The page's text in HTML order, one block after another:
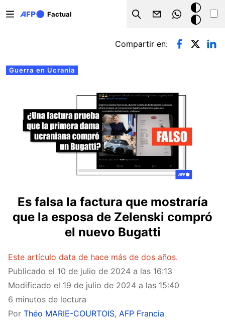
Factual
Search
Modo
oscuro
Solapas principales
Guerra en Ucrania
Compartir en:
Es falsa la factura que mostraría
que la esposa de Zelenski compró
el nuevo Bugatti
Este artículo data de hace más de dos años.
Publicado el 10 de julio de 2024 a las 16:13
Modificado el 19 de julio de 2024 a las 15:40
6 minutos de lectura
Por Théo MARIE-COURTOIS, AFP Francia